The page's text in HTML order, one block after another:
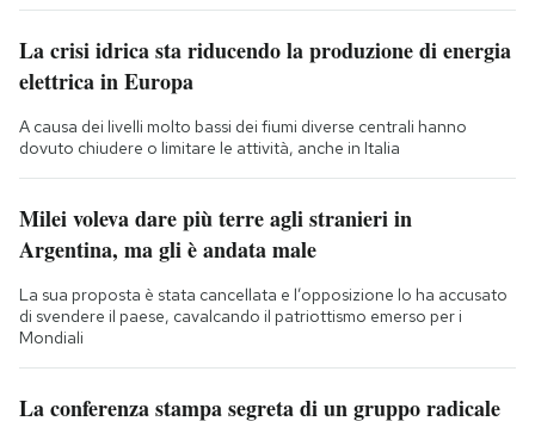
La crisi idrica sta riducendo la produzione di energia
elettrica in Europa
A causa dei livelli molto bassi dei fiumi diverse centrali hanno
dovuto chiudere o limitare le attività, anche in Italia
Milei voleva dare più terre agli stranieri in
Argentina, ma gli è andata male
La sua proposta è stata cancellata e l’opposizione lo ha accusato
di svendere il paese, cavalcando il patriottismo emerso per i
Mondiali
La conferenza stampa segreta di un gruppo radicale